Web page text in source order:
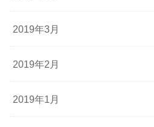
2019年3月
2019年2月
2019年1月